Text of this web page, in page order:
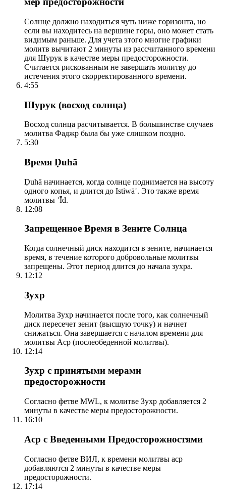
Солнце должно находиться чуть ниже горизонта, но
если вы находитесь на вершине горы, оно может стать
видимым раньше. Для учета этого многие графики
молитв вычитают 2 минуты из рассчитанного времени
для Шурук в качестве меры предосторожности.
Считается рискованным не завершать молитву до
истечения этого скорректированного времени.
4:55
Шурук (восход солнца)
Восход солнца расчитывается. В большинстве случаев
молитва Фаджр была бы уже слишком поздно.
5:30
Время Ḍuhā
Ḍuhā начинается, когда солнце поднимается на высоту
одного копья, и длится до Istiwāʾ. Это также время
молитвы ʿĪd.
12:08
Запрещенное Время в Зените Солнца
Когда солнечный диск находится в зените, начинается
время, в течение которого добровольные молитвы
запрещены. Этот период длится до начала зухра.
12:12
Зухр
Молитва Зухр начинается после того, как солнечный
диск пересечет зенит (высшую точку) и начнет
снижаться. Она завершается с началом времени для
молитвы Аср (послеобеденной молитвы).
12:14
Зухр с принятыми мерами
предосторожности
Согласно фетве MWL, к молитве Зухр добавляется 2
минуты в качестве меры предосторожности.
16:10
Аср с Введенными Предосторожностями
Согласно фетве ВИЛ, к времени молитвы аср
добавляются 2 минуты в качестве меры
предосторожности.
17:14